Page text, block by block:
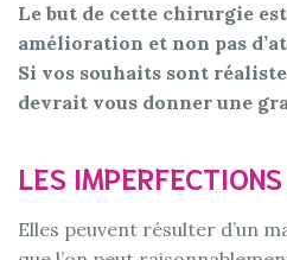
Le but de cette chirurgie
amélioration et non pas
Si vos souhaits sont
devrait vous donner une
LES
Elles peuvent résulter d’un